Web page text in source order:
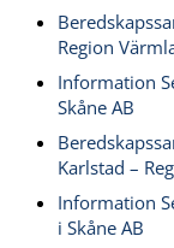
Region
Information
Skåne AB
Karlstad –
Information
i Skåne AB